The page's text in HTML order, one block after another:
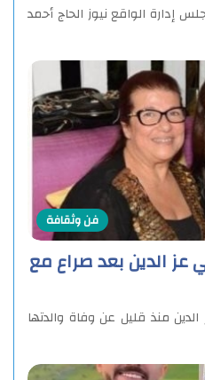
إدارة الواقع نيوز الحاج أحمد
فن وثقافة
عز الدين بعد صراع مع
منذ قليل عن وفاة والدتها